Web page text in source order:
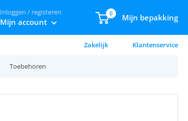
Inloggen / registeren
Mijn account
0 Mijn bepakking
Zakelijk Klantenservice
Toebehoren